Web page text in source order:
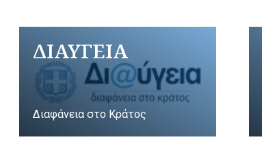
ΔΙΑΥΓΕΙΑ
Διαφάνεια στο Κράτος